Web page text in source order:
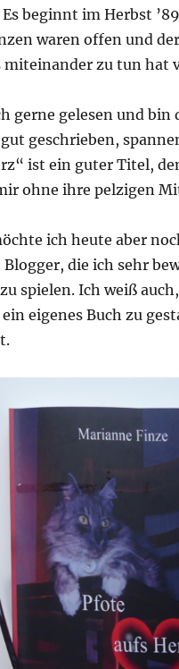
beginnt im Herbst
waren offen und
miteinander zu tun hat
gerne gelesen und
gut geschrieben,
ist ein guter Titel,
ohne ihre pelzigen
ich heute aber
die ich sehr
spielen. Ich weiß
eigenes Buch zu